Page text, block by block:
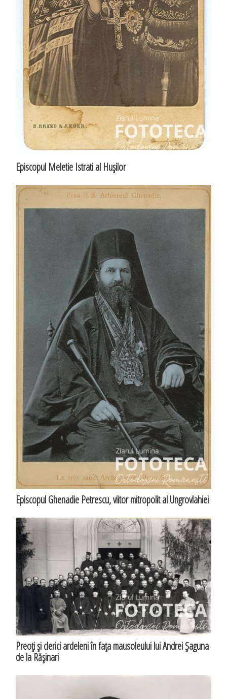
Episcopul Meletie Istrati al Huşilor
Episcopul Ghenadie Petrescu, viitor mitropolit al Ungrovlahiei
Preoţi şi clerici ardeleni în faţa mausoleului lui Andrei Şaguna
de la Răşinari